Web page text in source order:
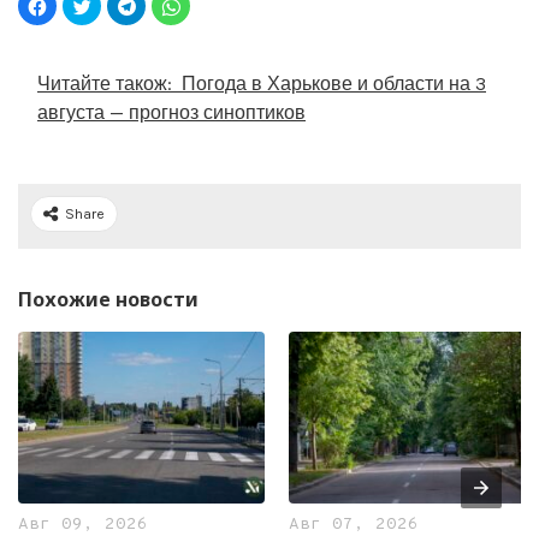
Читайте також: Погода в Харькове и области на 3
августа — прогноз синоптиков
Share
Похожие новости
Авг 09, 2026 Авг 07, 2026